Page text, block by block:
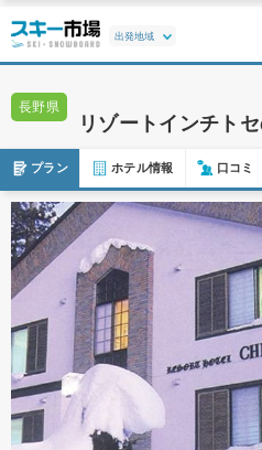
長野県
リゾートインチト
プラン ホテル情報 口コミ